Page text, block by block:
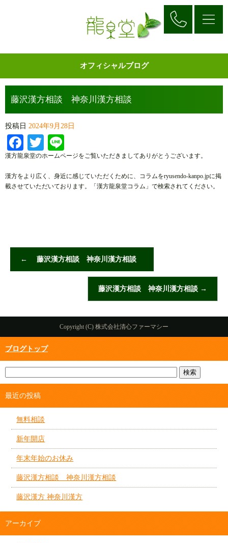
オフィシャルブログ
藤沢漢方相談 神奈川漢方相談
投稿日 2024年9月28日
Facebook
Twitter
漢方龍泉堂のホームページをご覧いただきましてありがとうございます。
漢方をより広く、身近に感じていただくために、コラムをryusendo-kanpo.jpに掲
載させていただいております。「漢方龍泉堂コラム」で検索されてください。
← 藤沢漢方相談 神奈川漢方相談
藤沢漢方相談 神奈川漢方相談 →
Copyright (C) 株式会社清心ファーマシー
ブログトップ
最近の投稿
無料相談
新年開店
年末年始のお休み
藤沢漢方相談 神奈川漢方相談
藤沢漢方 神奈川漢方
アーカイブ